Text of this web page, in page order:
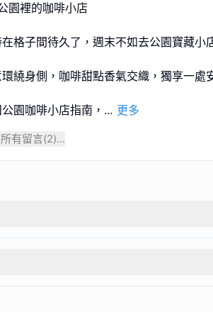
園裡的咖啡小店
格子間待久了，週末不如去公園寶藏小
繞身側，咖啡甜點香氣交織，獨享一處
園咖啡小店指南， ... 更多
有留言(2)...